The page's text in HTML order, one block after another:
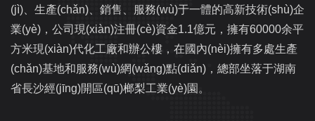
(jì)、生產(chǎn)、銷售、服務(wù)于一體的高新技術(shù)企
業(yè)，公司現(xiàn)注冊(cè)資金1.1億元，擁有60000余平
方米現(xiàn)代化工廠和辦公樓，在國內(nèi)擁有多處生產
(chǎn)基地和服務(wù)網(wǎng)點(diǎn)，總部坐落于湖南
省長沙經(jīng)開區(qū)榔梨工業(yè)園。